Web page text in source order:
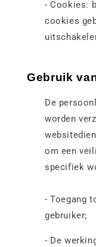
- Cookies:
cookies
Gebruik
De
worden
om een
specifiek
- Toegang
gebruiker;
- De